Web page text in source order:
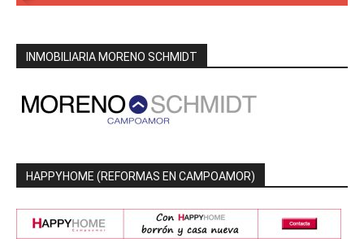
INMOBILIARIA MORENO SCHMIDT
HAPPYHOME (REFORMAS EN CAMPOAMOR)